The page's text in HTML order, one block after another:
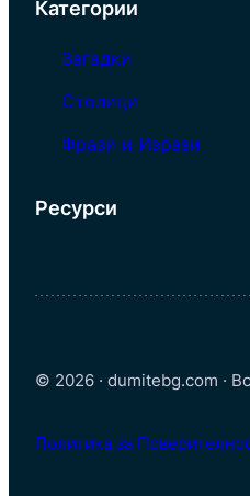
Категории
Загадки
Столици
Фрази и Изрази
Ресурси
© 2026 · dumitebg.com ·
Политика за